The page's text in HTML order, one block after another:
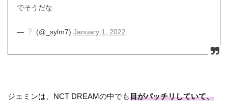
でそうだな
— (@_sylm7)January 1, 2022
ジェミンは、NCT DREAMの中でも目がパッチリしていて、